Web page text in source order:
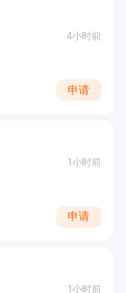
4小时前
申请
1小时前
申请
1小时前